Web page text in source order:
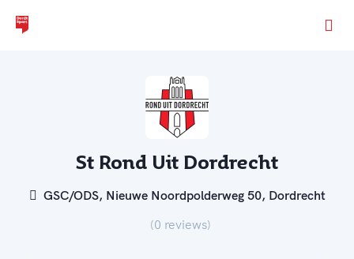
St Rond Uit Dordrecht
GSC/ODS, Nieuwe Noordpolderweg 50, Dordrecht
(0 reviews)